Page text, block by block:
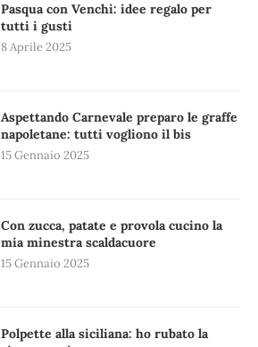
Pasqua con Venchi: idee regalo per
tutti i gusti
8 Aprile 2025
Aspettando Carnevale preparo le graffe
napoletane: tutti vogliono il bis
15 Gennaio 2025
Con zucca, patate e provola cucino la
mia minestra scaldacuore
15 Gennaio 2025
Polpette alla siciliana: ho rubato la